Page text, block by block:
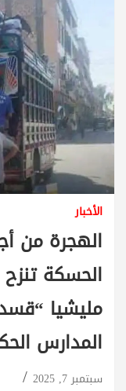
الأخبار
الهجرة من
الحسكة
مليشيا
المدارس
سبتمبر 7, 2025